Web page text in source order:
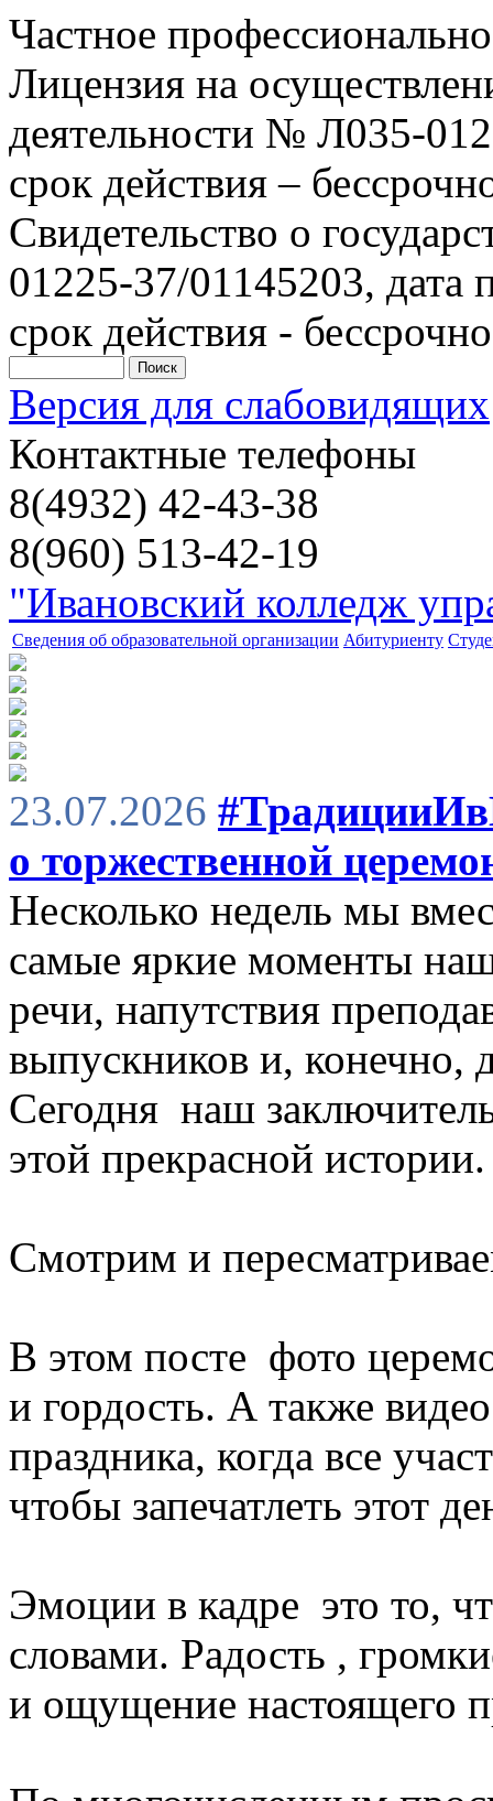
Частное
Лицензия на
деятельности № Л035-
срок действия –
Свидетельство о
01225-37/01145203, дата
срок действия - бессрочно
Версия для слабовидящих
Контактные телефоны
8(4932) 42-43-38
8(960) 513-42-19
"Ивановский колледж
Сведения об образовательной организации Абитуриенту
23.07.2026
о торжественной
Несколько недель мы
самые яркие моменты
речи, напутствия
выпускников и,
Сегодня наш
этой прекрасной истории.
Смотрим и
В этом посте фото
и гордость. А также
праздника, когда все
чтобы запечатлеть этот
Эмоции в кадре это то,
словами. Радость ,
и ощущение настоящего